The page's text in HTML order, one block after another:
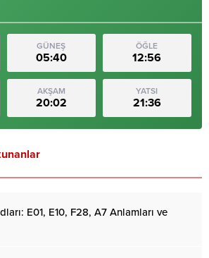
GÜNEŞ
05:40
ÖĞLE
12:56
AKŞAM
20:02
YATSI
21:36
E01, E10, F28, A7 Anlamları ve